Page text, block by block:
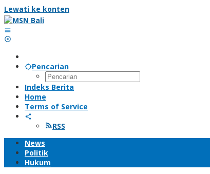
Lewati ke konten
Pencarian
Indeks Berita
Home
Terms of Service
RSS
News
Politik
Hukum